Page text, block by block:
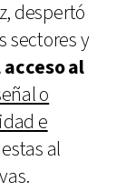
despertó
sectores y
al
o
e
al